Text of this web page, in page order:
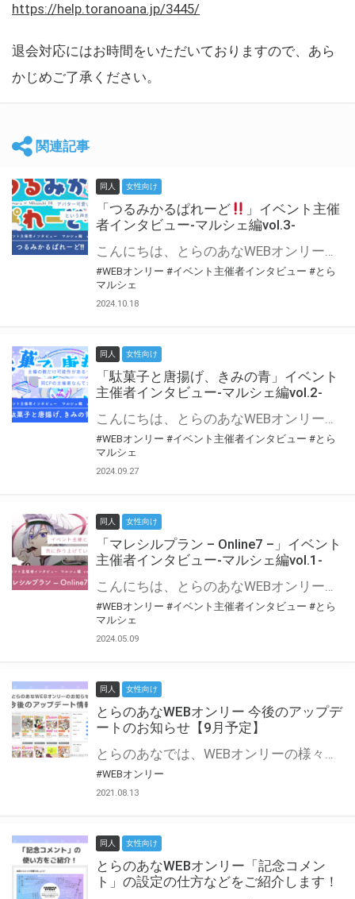
https://help.toranoana.jp/3445/
退会対応にはお時間をいただいておりますので、あら
かじめご了承ください。
関連記事
同人 女性向け
「つるみかるぱれーど
」イベント主催
者インタビュー-マルシェ編vol.3-
こんにちは、とらのあなWEBオンリー運営スタッフです。 新たにお届けする、イベント主催者インタビュー-マルシェ編-は、 とらのあなWEBオンリー「マルシェ」をご利用した主催様に 「マルシェ」を使って開催した感想や心がけをお聞きする企画です。 今回は、WEBオンリー初開催「つるみかるぱれーど
#WEBオンリー #イベント主催者インタビュー #とら
マルシェ
2024.10.18
同人 女性向け
「駄菓子と唐揚げ、きみの青」イベント
主催者インタビュー-マルシェ編vol.2-
こんにちは、とらのあなWEBオンリー運営スタッフです。 新たにお届けする、イベント主催者インタビュー-マルシェ編-は、 とらのあなWEBオンリー「マルシェ」をご利用の主催様に 「マルシェ」を使ってイベントを開催した感想や心がけをお聞きする企画です。 今回は、WEBオンリー初開催「駄菓子と唐揚げ、きみの青」より、 主催のぎこ六屋様にお話を伺いました。 協力：ぎこ六屋様／イベント公式Twitter（@krkgwks） とらのあなWEBオンリー「マルシェ」とは？ WEBオンリーでリアルタイムでコミュニケーションがとれるオンライン会場です。
#WEBオンリー #イベント主催者インタビュー #とら
マルシェ
2024.09.27
同人 女性向け
「マレシルプラン – Online7 –」イベント
主催者インタビュー-マルシェ編vol.1-
こんにちは、とらのあなWEBオンリー運営スタッフです。 新たにお届けする、イベント主催者インタビュー-マルシェ編-は、 とらのあなWEBオンリー「マルシェ」をご利用した主催様に 「マルシェ」を使って開催した感想や心がけをお聞きする企画です。 今回は、WEBオンリー開催7回目迎えた「マレシルプラン – Online7 –」より、 主催の玉川うた様にお話を伺いました。 ▼マレシルプランのインタビュー前回記事 「イベント主催者インタビュー vol.6」はこちら 協力：玉川うた様（マレシルプラン実行委員会 代表）／イベント公式Twitter（@mallesil_plan） とらのあなWEBオンリー「マルシェ」とは？ WEBオンリーでリアルタイムでコミュニケーションがとれるオンライン会場です。
#WEBオンリー #イベント主催者インタビュー #とら
マルシェ
2024.05.09
同人 女性向け
とらのあなWEBオンリー 今後のアップデ
ートのお知らせ【9月予定】
とらのあなでは、WEBオンリーの様々な支援を実施しています。 今回は2021年9月に実装を予定しているアップデート情報についてご紹介いたします。 とらのあなWEBオンリーサイトはこちら
#WEBオンリー
2021.08.13
同人 女性向け
とらのあなWEBオンリー「記念コメン
ト」の設定の仕方などをご紹介します！